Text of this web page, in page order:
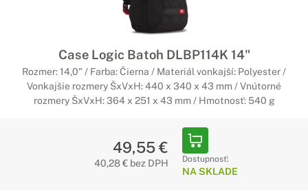
Case Logic Batoh DLBP114K 14"
Rozmer: 14,0" / Farba: Čierna / Materiál vonkajší: Polyester /
Vonkajšie rozmery ŠxVxH: 440 x 340 x 43 mm / Vnútorné
rozmery ŠxVxH: 364 x 251 x 43 mm / Hmotnosť: 540 g
49,55 €
40,28 € bez DPH Dostupnosť:
NA SKLADE